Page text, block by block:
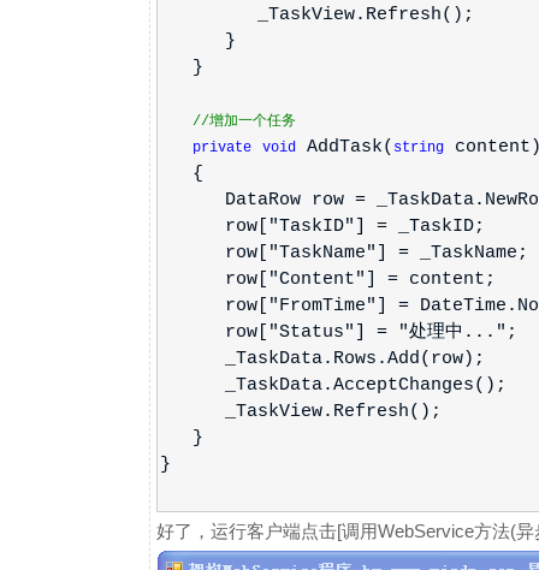
_TaskView.Refresh();
}
}
//增加一个任务
private
void AddTask( string
{
DataRow row =
row["TaskID"] = _TaskID;
row["TaskName"] = _TaskName;
row["Content"] = content;
row["FromTime"] =
row["Status"] = "处理中...";
_TaskData.Rows.Add(row);
_TaskData.AcceptChanges();
_TaskView.Refresh();
}
}
好了，运行客户端点击[调用WebService方法(